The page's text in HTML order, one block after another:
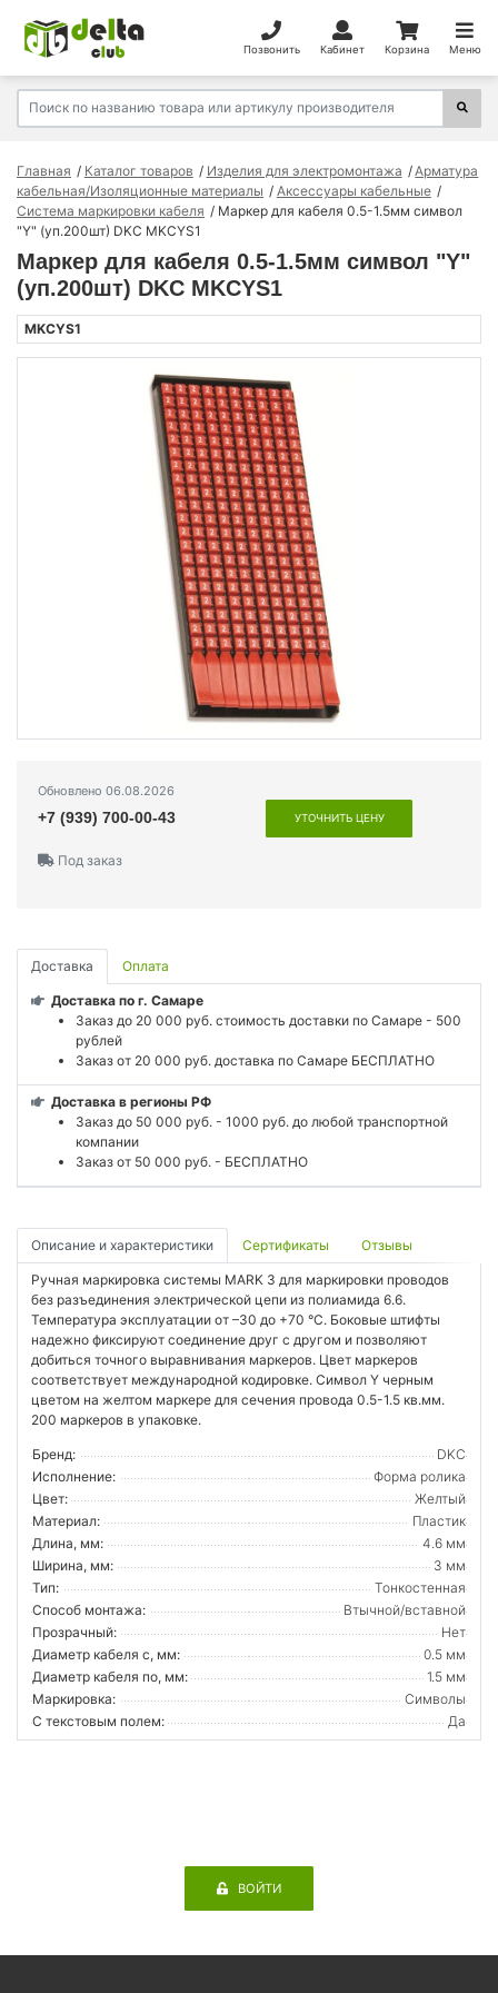
Позвонить Кабинет Корзина Меню
Главная Каталог товаров Изделия для электромонтажа
Арматура
кабельная/Изоляционные материалы
Аксессуары кабельные
Система маркировки кабеля
Маркер для кабеля 0.5-1.5мм символ
"Y" (уп.200шт) DKC MKCYS1
Маркер для кабеля 0.5-1.5мм символ "Y"
(уп.200шт) DKC MKCYS1
MKCYS1
Обновлено 06.08.2026
+7 (939) 700-00-43 УТОЧНИТЬ ЦЕНУ
Под заказ
Доставка Оплата
Доставка по г. Самаре
Заказ до 20 000 руб. стоимость доставки по Самаре - 500
рублей
Заказ от 20 000 руб. доставка по Самаре БЕСПЛАТНО
Доставка в регионы РФ
Заказ до 50 000 руб. - 1000 руб. до любой транспортной
компании
Заказ от 50 000 руб. - БЕСПЛАТНО
Описание и характеристики Сертификаты Отзывы
Ручная маркировка системы MARK 3 для маркировки проводов
без разъединения электрической цепи из полиамида 6.6.
Температура эксплуатации от –30 до +70 °C. Боковые штифты
надежно фиксируют соединение друг с другом и позволяют
добиться точного выравнивания маркеров. Цвет маркеров
соответствует международной кодировке. Символ Y черным
цветом на желтом маркере для сечения провода 0.5-1.5 кв.мм.
200 маркеров в упаковке.
Бренд:
DKC
Исполнение:
Форма ролика
Цвет:
Желтый
Материал:
Пластик
Длина, мм:
4.6 мм
Ширина, мм:
3 мм
Тип:
Тонкостенная
Способ монтажа:
Втычной/вставной
Прозрачный:
Нет
Диаметр кабеля с, мм:
0.5 мм
Диаметр кабеля по, мм:
1.5 мм
Маркировка:
Символы
С текстовым полем:
Да
ВОЙТИ